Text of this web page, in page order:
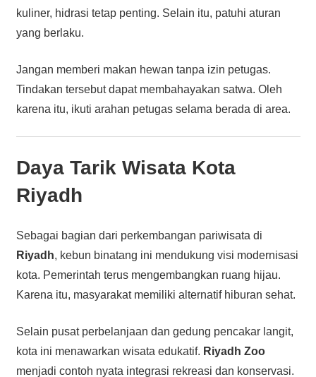
kuliner, hidrasi tetap penting. Selain itu, patuhi aturan
yang berlaku.
Jangan memberi makan hewan tanpa izin petugas.
Tindakan tersebut dapat membahayakan satwa. Oleh
karena itu, ikuti arahan petugas selama berada di area.
Daya Tarik Wisata Kota
Riyadh
Sebagai bagian dari perkembangan pariwisata di
Riyadh, kebun binatang ini mendukung visi modernisasi
kota. Pemerintah terus mengembangkan ruang hijau.
Karena itu, masyarakat memiliki alternatif hiburan sehat.
Selain pusat perbelanjaan dan gedung pencakar langit,
kota ini menawarkan wisata edukatif. Riyadh Zoo
menjadi contoh nyata integrasi rekreasi dan konservasi.